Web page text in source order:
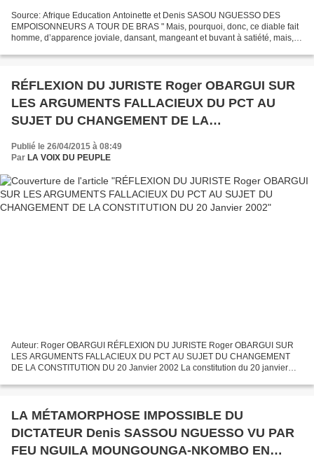
Source: Afrique Education Antoinette et Denis SASOU NGUESSO DES
EMPOISONNEURS A TOUR DE BRAS " Mais, pourquoi, donc, ce diable fait
homme, d’apparence joviale, dansant, mangeant et buvant à satiété, mais,
RÉFLEXION DU JURISTE Roger OBARGUI SUR
LES ARGUMENTS FALLACIEUX DU PCT AU
SUJET DU CHANGEMENT DE LA
CONSTITUTION DU 20 Janvier 2002
Publié le 26/04/2015 à 08:49
Par LA VOIX DU PEUPLE
Auteur: Roger OBARGUI RÉFLEXION DU JURISTE Roger OBARGUI SUR
LES ARGUMENTS FALLACIEUX DU PCT AU SUJET DU CHANGEMENT
DE LA CONSTITUTION DU 20 Janvier 2002 La constitution du 20 janvier
LA MÉTAMORPHOSE IMPOSSIBLE DU
DICTATEUR Denis SASSOU NGUESSO VU PAR
FEU NGUILA MOUNGOUNGA-NKOMBO EN